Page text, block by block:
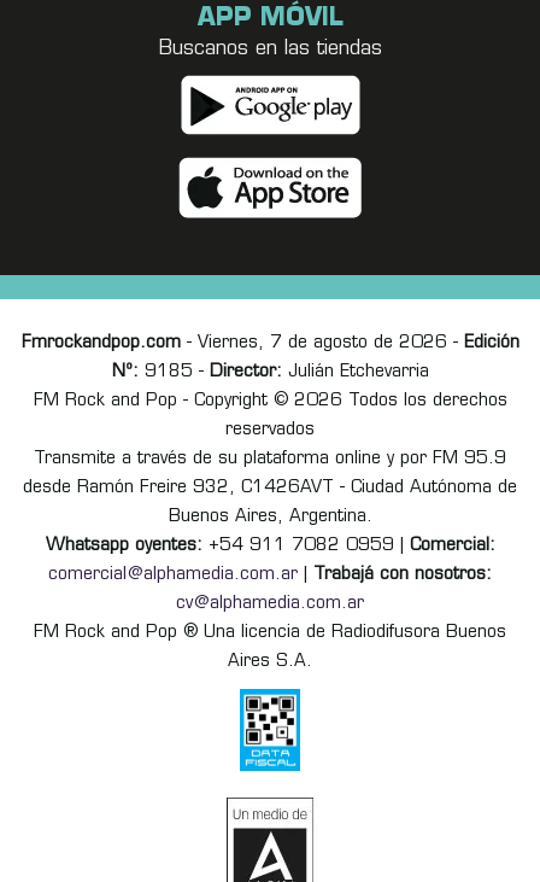
APP MÓVIL
Buscanos en las tiendas
Fmrockandpop.com- Viernes, 7 de agosto de 2026 - Edición
Nº: 9185 - Director: Julián Etchevarria
FM Rock and Pop - Copyright © 2026 Todos los derechos
reservados
Transmite a través de su plataforma online y por FM 95.9
desde Ramón Freire 932, C1426AVT - Ciudad Autónoma de
Buenos Aires, Argentina.
Whatsapp oyentes: +54 911 7082 0959 | Comercial:
comercial@alphamedia.com.ar
Trabajá con nosotros:
cv@alphamedia.com.ar
FM Rock and Pop ® Una licencia de Radiodifusora Buenos
Aires S.A.